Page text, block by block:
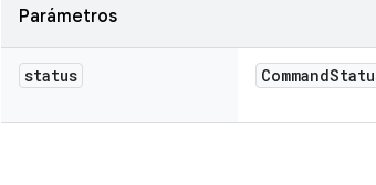
Parámetros
status Command